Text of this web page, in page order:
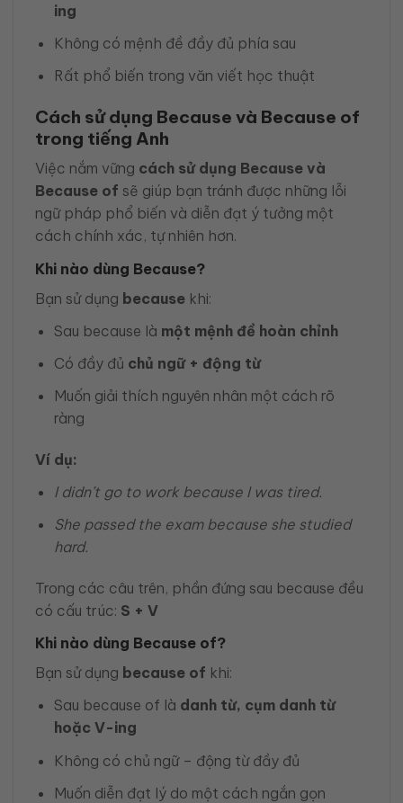
ing
Không có mệnh đề đầy đủ phía sau
Rất phổ biến trong văn viết học thuật
Cách sử dụng Because và Because of
trong tiếng Anh
Việc nắm vững cách sử dụng Because và
Because of sẽ giúp bạn tránh được những lỗi
ngữ pháp phổ biến và diễn đạt ý tưởng một
cách chính xác, tự nhiên hơn.
Khi nào dùng Because?
Bạn sử dụng because khi:
Sau because là một mệnh đề hoàn chỉnh
Có đầy đủ chủ ngữ + động từ
Muốn giải thích nguyên nhân một cách rõ
ràng
Ví dụ:
I didn’t go to work because I was tired.
She passed the exam because she studied
hard.
Trong các câu trên, phần đứng sau because đều
có cấu trúc: S + V
Khi nào dùng Because of?
Bạn sử dụng because of khi:
Sau because of là danh từ, cụm danh từ
hoặc V-ing
Không có chủ ngữ – động từ đầy đủ
Muốn diễn đạt lý do một cách ngắn gọn